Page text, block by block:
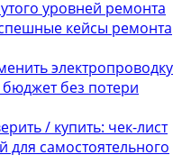
уровней ремонта
кейсы ремонта
электропроводку
бюджет без потери
/ купить: чек-лист
для самостоятельного